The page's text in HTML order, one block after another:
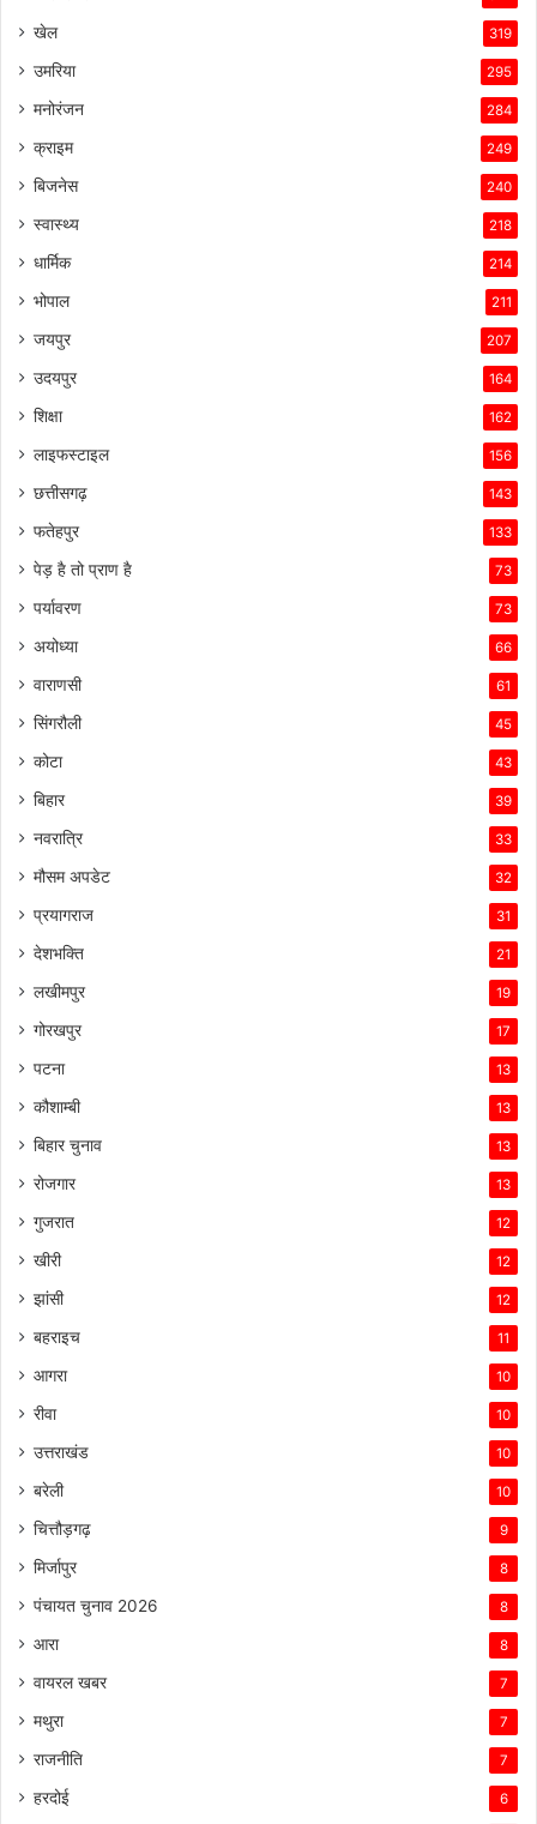
खेल 319
उमरिया 295
मनोरंजन 284
क्राइम 249
बिजनेस 240
स्वास्थ्य 218
धार्मिक 214
भोपाल 211
जयपुर 207
उदयपुर 164
शिक्षा 162
लाइफस्टाइल 156
छत्तीसगढ़ 143
फतेहपुर 133
पेड़ है तो प्राण है 73
पर्यावरण 73
अयोध्या 66
वाराणसी 61
सिंगरौली 45
कोटा 43
बिहार 39
नवरात्रि 33
मौसम अपडेट 32
प्रयागराज 31
देशभक्ति 21
लखीमपुर 19
गोरखपुर 17
पटना 13
कौशाम्बी 13
बिहार चुनाव 13
रोजगार 13
गुजरात 12
खीरी 12
झांसी 12
बहराइच 11
आगरा 10
रीवा 10
उत्तराखंड 10
बरेली 10
चित्तौड़गढ़ 9
मिर्जापुर 8
पंचायत चुनाव 2026 8
आरा 8
वायरल खबर 7
मथुरा 7
राजनीति 7
हरदोई 6